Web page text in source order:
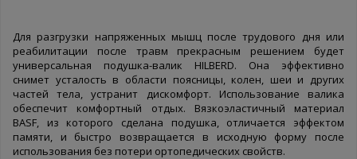
Для разгрузки напряженных мышц после трудового дня или
реабилитации после травм прекрасным решением будет
универсальная подушка-валик HILBERD. Она эффективно
снимет усталость в области поясницы, колен, шеи и других
частей тела, устранит дискомфорт. Использование валика
обеспечит комфортный отдых. Вязкоэластичный материал
BASF, из которого сделана подушка, отличается эффектом
памяти, и быстро возвращается в исходную форму после
использования без потери ортопедических свойств.